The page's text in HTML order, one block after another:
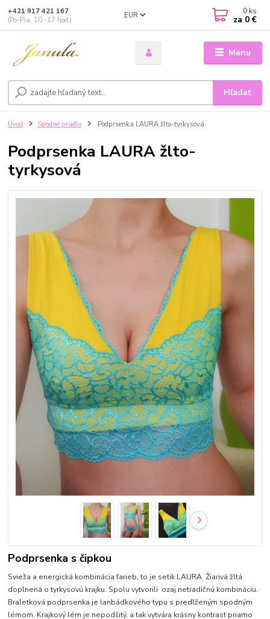
Menu
EUR
Hľadať
+421 917 421 167
(Po-Pia, 10 -17 hod.)
0 ks
za 0 €
Úvod Spodné prádlo Podprsenka LAURA žlto-tyrkysová
Podprsenka LAURA žlto-
tyrkysová
Podprsenka s čipkou
Svieža a energická kombinácia farieb, to je setik LAURA. Žiarivá žltá
doplnená o tyrkysovú krajku. Spolu vytvorili ozaj netradičnú kombináciu.
Braletková podprsenka je lanbádkového typu s predlženým spodným
lémom. Krajkový lém je nepodšitý, a tak vytvára krásny kontrast priamo